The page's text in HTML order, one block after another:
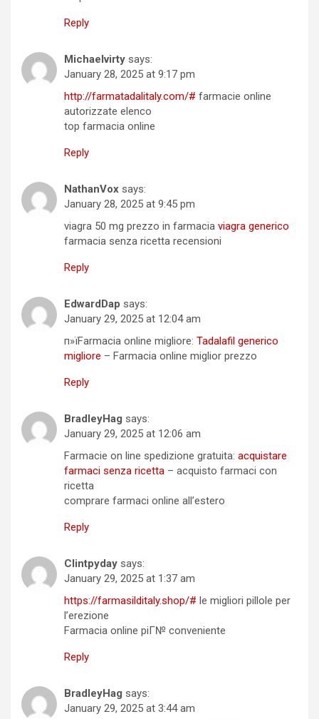
Reply
Michaelvirty says:
January 28, 2025 at 9:17 pm
http://farmatadalitaly.com/# farmacie online
autorizzate elenco
top farmacia online
Reply
NathanVox says:
January 28, 2025 at 9:45 pm
viagra 50 mg prezzo in farmacia viagra generico
farmacia senza ricetta recensioni
Reply
EdwardDap says:
January 29, 2025 at 12:04 am
п»їFarmacia online migliore: Tadalafil generico
migliore – Farmacia online miglior prezzo
Reply
BradleyHag says:
January 29, 2025 at 12:06 am
Farmacie on line spedizione gratuita: acquistare
farmaci senza ricetta – acquisto farmaci con
ricetta
comprare farmaci online all’estero
Reply
Clintpyday says:
January 29, 2025 at 1:37 am
https://farmasilditaly.shop/# le migliori pillole per
l’erezione
Farmacia online piГ№ conveniente
Reply
BradleyHag says:
January 29, 2025 at 3:44 am